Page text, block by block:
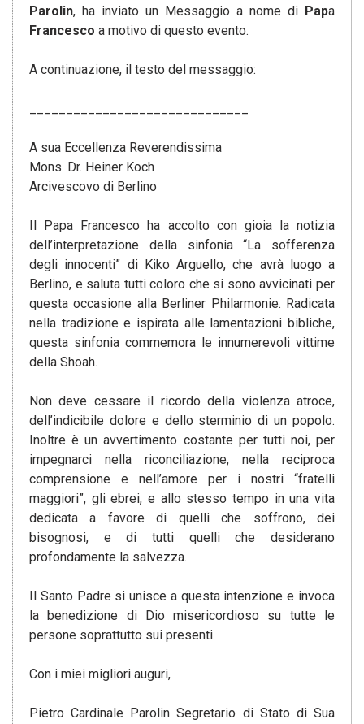
Parolin, ha inviato un Messaggio a nome di Papa
Francesco a motivo di questo evento.
A continuazione, il testo del messaggio:
A sua Eccellenza Reverendissima
Mons. Dr. Heiner Koch
Arcivescovo di Berlino
Il Papa Francesco ha accolto con gioia la notizia
dell’interpretazione della sinfonia “La sofferenza
degli innocenti” di Kiko Arguello, che avrà luogo a
Berlino, e saluta tutti coloro che si sono avvicinati per
questa occasione alla Berliner Philarmonie. Radicata
nella tradizione e ispirata alle lamentazioni bibliche,
questa sinfonia commemora le innumerevoli vittime
della Shoah.
Non deve cessare il ricordo della violenza atroce,
dell’indicibile dolore e dello sterminio di un popolo.
Inoltre è un avvertimento costante per tutti noi, per
impegnarci nella riconciliazione, nella reciproca
comprensione e nell’amore per i nostri “fratelli
maggiori”, gli ebrei, e allo stesso tempo in una vita
dedicata a favore di quelli che soffrono, dei
bisognosi, e di tutti quelli che desiderano
profondamente la salvezza.
Il Santo Padre si unisce a questa intenzione e invoca
la benedizione di Dio misericordioso su tutte le
persone soprattutto sui presenti.
Con i miei migliori auguri,
Pietro Cardinale Parolin Segretario di Stato di Sua